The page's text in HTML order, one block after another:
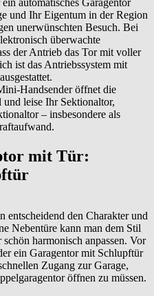
und Ihr Eigentum in der Region
unerwünschten Besuch. Bei
überwachte
der Antrieb das Tor mit voller
ist das Antriebssystem mit
Handsender öffnet die
und leise Ihr Sektionaltor,
– insbesondere als
mit Tür:
entscheidend den Charakter und
Nebentüre kann man dem Stil
harmonisch anpassen. Vor
ein Garagentor mit Schlupftür
Zugang zur Garage,
öffnen zu müssen.